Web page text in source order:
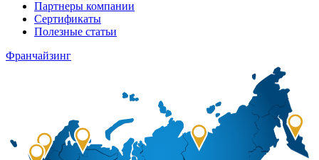
Партнеры компании
Сертификаты
Полезные статьи
Франчайзинг